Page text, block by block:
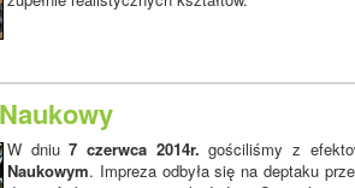
W dniu7 czerwca 2014r. gościliśmy z
Naukowym. Impreza odbyła się na deptaku